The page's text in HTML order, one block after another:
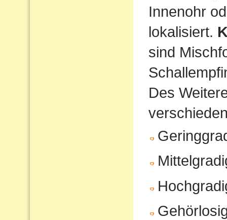
Innenohr
lokalisiert.
sind
Des